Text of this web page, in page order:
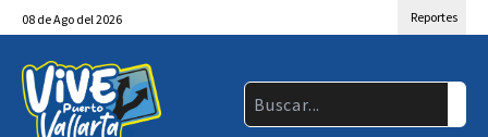
08 deAgo del 2026 Reportes